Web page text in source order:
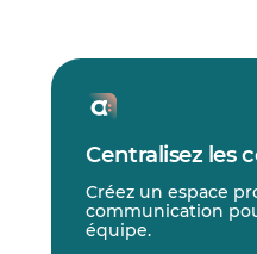
Centralisez les
Créez un espace
communication
équipe.